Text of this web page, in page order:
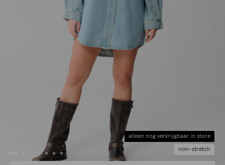
alleen nog verkrijgbaar in store
non-stretch